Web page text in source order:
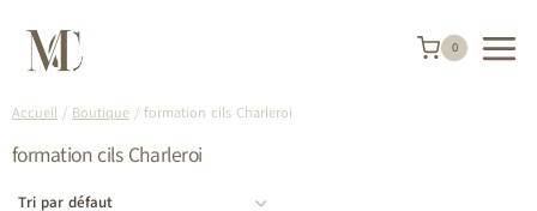
contenu 0
Accueil / Boutique / formation cils Charleroi
formation cils Charleroi